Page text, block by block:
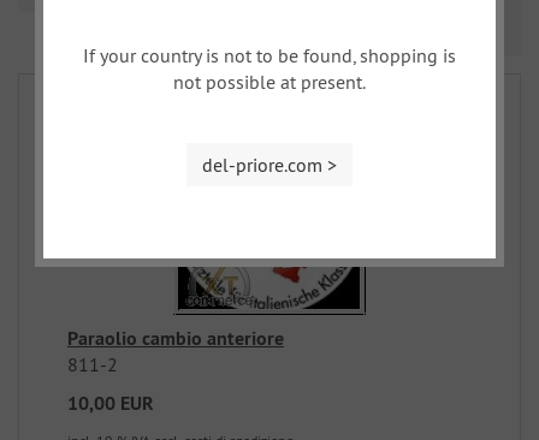
Paraolio cambio anteriore
811-2
10,00 EUR
If your country is not to be found, shopping is
not possible at present.
del-priore.com >